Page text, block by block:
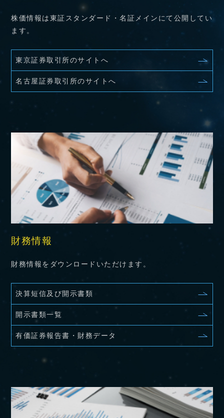
株価情報は東証スタンダード・名証メインにて公開してい
ます。
東京証券取引所のサイトへ
名古屋証券取引所のサイトへ
財務情報
財務情報をダウンロードいただけます。
決算短信及び開示書類
開示書類一覧
有価証券報告書・財務データ